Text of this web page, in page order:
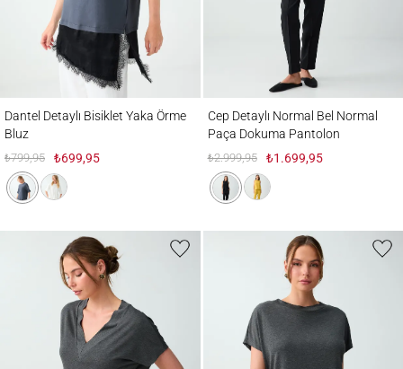
Dantel Detaylı Bisiklet Yaka Örme
Bluz
₺799,95 ₺699,95
Cep Detaylı Normal Bel Normal
Paça Dokuma Pantolon
₺2.999,95 ₺1.699,95